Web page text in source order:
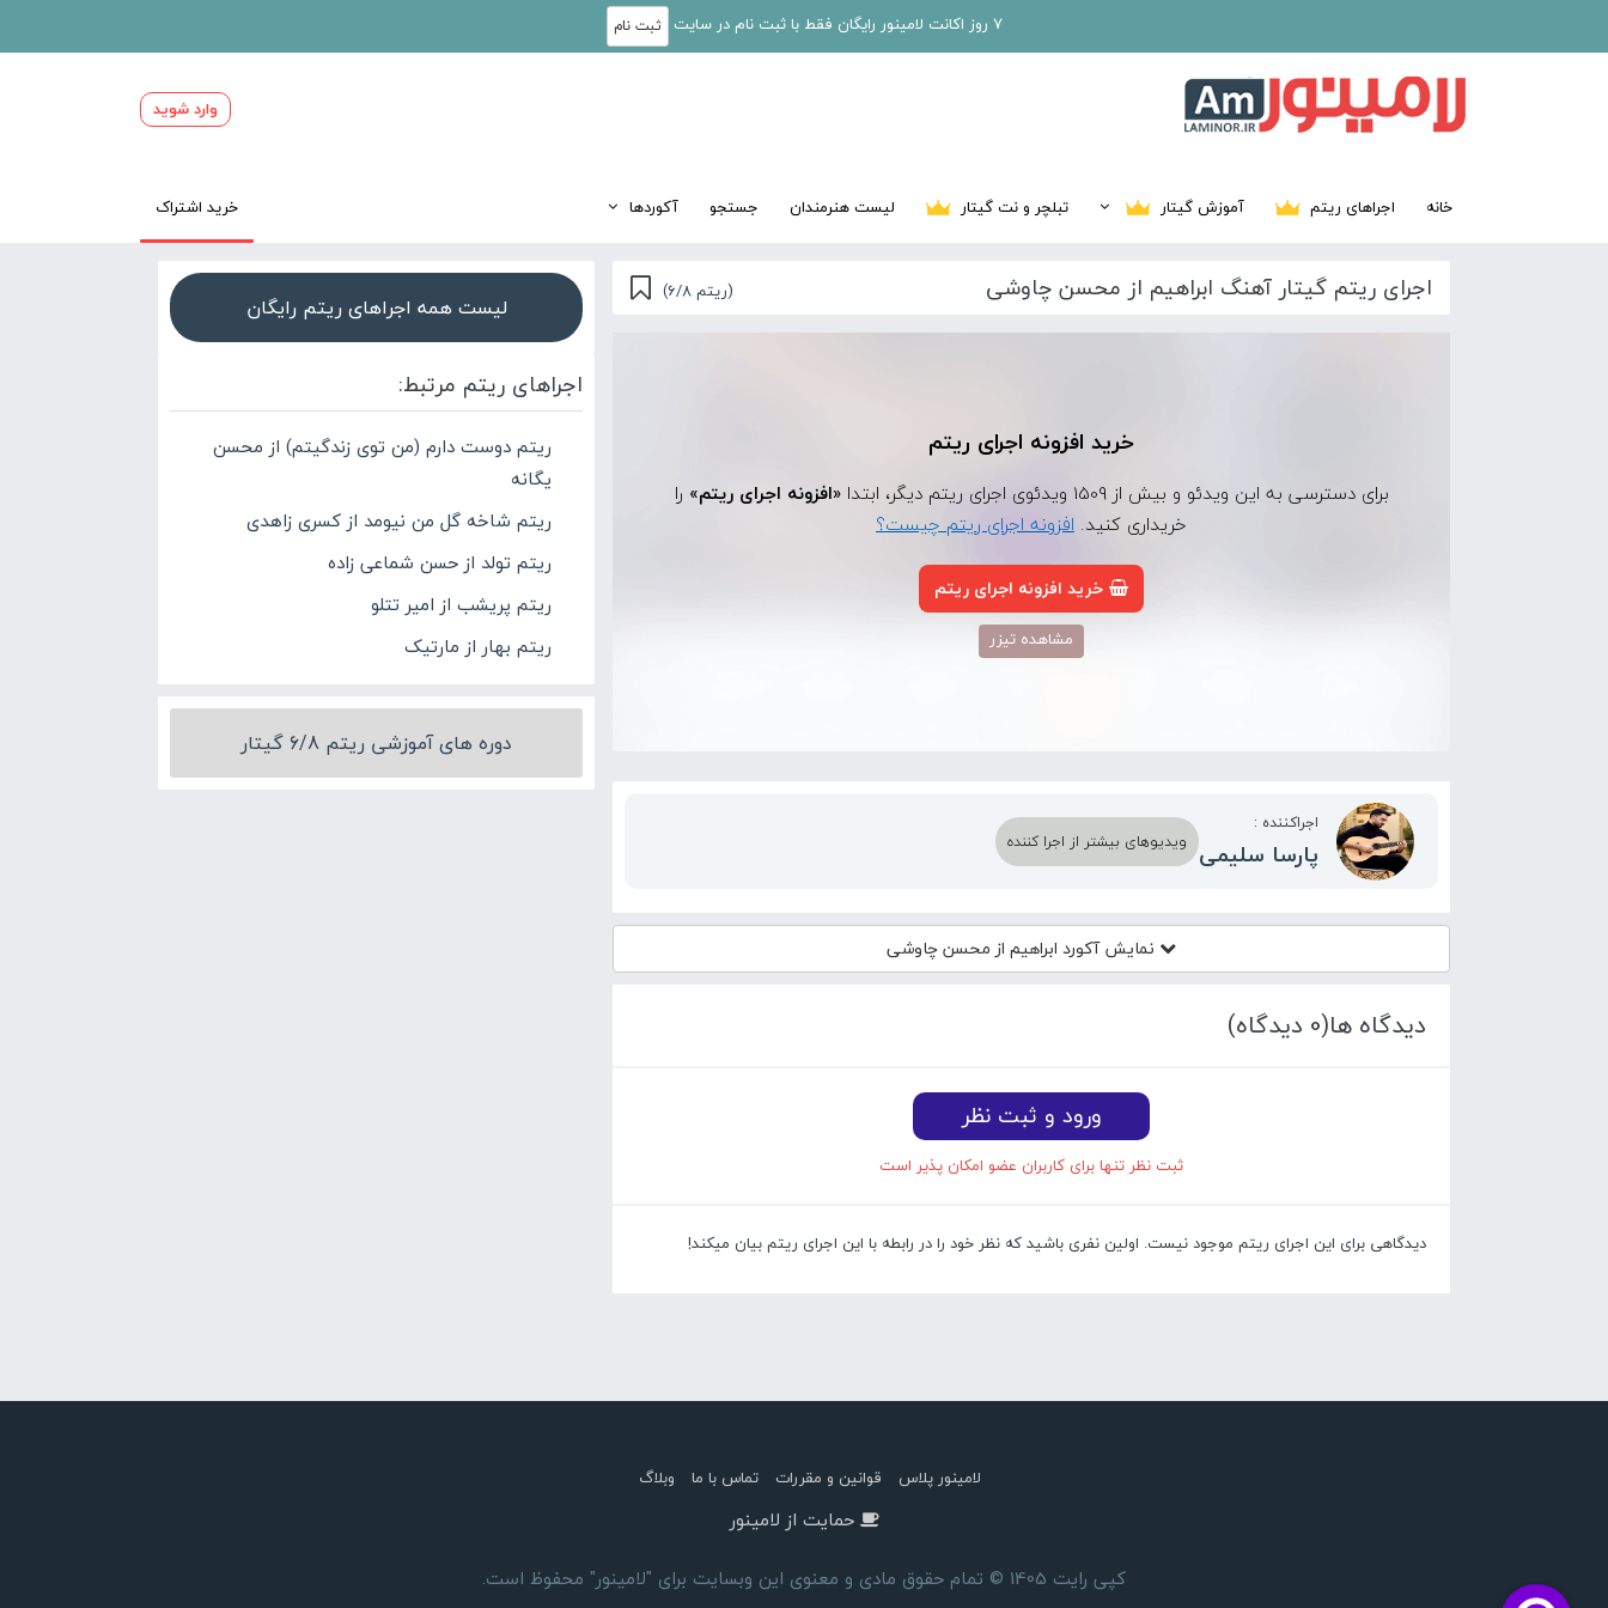
7 روز اکانت لامینور رایگان فقط با ثبت نام در سایت ثبت نام
وارد شوید
خانه اجراهای ریتم آموزش گیتار تبلچر و نت گیتار لیست هنرمندان جستجو آکوردها خرید اشتراک
اجرای ریتم گیتار آهنگ ابراهیم از محسن چاوشی (ریتم 6/8)
خرید افزونه اجرای ریتم
برای دسترسی به این ویدئو و بیش از 1509 ویدئوی اجرای ریتم دیگر، ابتدا «افزونه اجرای ریتم» را
خریداری کنید. افزونه اجرای ریتم چیست؟
خرید افزونه اجرای ریتم
مشاهده تیزر
اجراکننده :
پارسا سلیمی ویدیوهای بیشتر از اجرا کننده
نمایش آکورد ابراهیم از محسن چاوشی
دیدگاه ها(0 دیدگاه)
ورود و ثبت نظر
ثبت نظر تنها برای کاربران عضو امکان پذیر است
دیدگاهی برای این اجرای ریتم موجود نیست. اولین نفری باشید که نظر خود را در رابطه با این اجرای ریتم بیان میکند!
لیست همه اجراهای ریتم رایگان
اجراهای ریتم مرتبط:
ریتم دوست دارم (من توی زندگیتم) از محسن
یگانه
ریتم شاخه گل من نیومد از کسری زاهدی
ریتم تولد از حسن شماعی زاده
ریتم پریشب از امیر تتلو
ریتم بهار از مارتیک
دوره های آموزشی ریتم 6/8 گیتار
لامینور پلاس قوانین و مقررات تماس با ما وبلاگ
حمایت از لامینور
کپی رایت 1405 © تمام حقوق مادی و معنوی این وبسایت برای "لامینور" محفوظ است.